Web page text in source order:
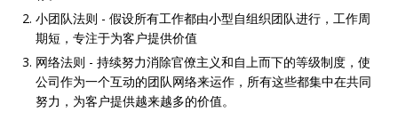
小团队法则 - 假设所有工作都由小型自组织团队进行，工作周
期短，专注于为客户提供价值
网络法则 - 持续努力消除官僚主义和自上而下的等级制度，使
公司作为一个互动的团队网络来运作，所有这些都集中在共同
努力，为客户提供越来越多的价值。